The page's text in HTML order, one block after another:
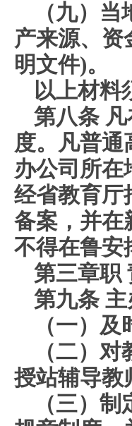
（九）
产来源、资
明文件)。
以上材料
第八条
度。凡普通
办公司所在
经省教育厅
备案，并在
不得在鲁安
第三章职
第九条
（一）
（二）
授站辅导教
（三）